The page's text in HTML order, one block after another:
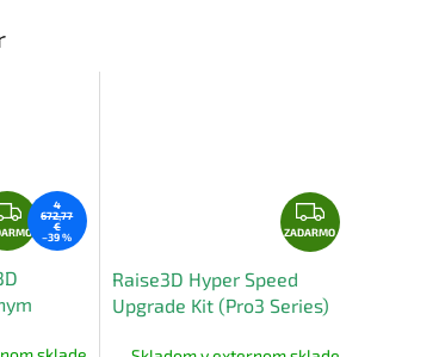
Z
A
A
4
672,77
€
–39 %
Z
A
A
R
ZADARMO
Raise3D Hyper Speed
Upgrade Kit (Pro3 Series)